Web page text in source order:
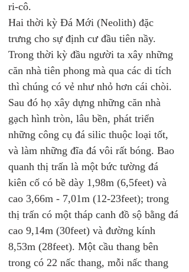
ri-cô.
Hai thời kỳ Đá Mới (Neolith) đặc
trưng cho sự định cư đầu tiên nầy.
Trong thời kỳ đầu người ta xây những
căn nhà tiên phong mà qua các di tích
thì chúng có vẻ như nhỏ hơn cái chòi.
Sau đó họ xây dựng những căn nhà
gạch hình tròn, lâu bền, phát triển
những công cụ đá silic thuộc loại tốt,
và làm những đĩa đá vôi rất bóng. Bao
quanh thị trấn là một bức tường đá
kiên cố có bề dày 1,98m (6,5feet) và
cao 3,66m - 7,01m (12-23feet); trong
thị trấn có một tháp canh đồ sộ bằng đá
cao 9,14m (30feet) và đường kính
8,53m (28feet). Một cầu thang bên
trong có 22 nấc thang, mỗi nấc thang